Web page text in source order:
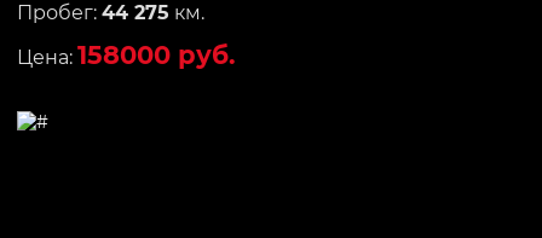
Пробег: 44 275 км.
Цена: 158000 руб.